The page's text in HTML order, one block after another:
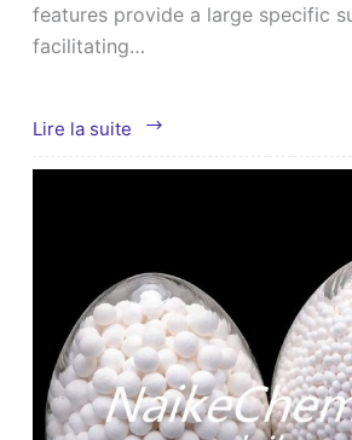
features provide a large specific
facilitating…
Lire la suite
What
is
￼